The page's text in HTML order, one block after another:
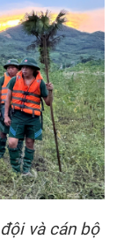
và cán bộ